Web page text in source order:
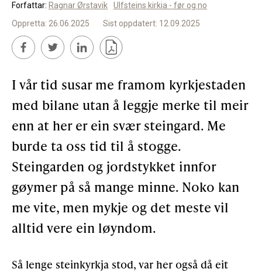
Offentlig
Personar
SLIK KAN DU BIDRA
Bidra til lokalhistorie
Støtteannonsørar
OM ULSTEIN HISTORIELAG
Kontakt oss
Om oss
Forfattar: Ragnar Ørstavik
Ulfsteins kirkia - før og no
Oppretta: 26.06.2025
Sist oppdatert: 12.09.2025
I vår tid susar me framom kyrkjestaden
med bilane utan å leggje merke til meir
enn at her er ein svær steingard. Me
burde ta oss tid til å stogge.
Steingarden og jordstykket innfor
gøymer på så mange minne. Noko kan
me vite, men mykje og det meste vil
alltid vere ein løyndom.
Så lenge steinkyrkja stod, var her også då eit